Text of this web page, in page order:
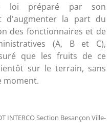
loi préparé par son
d'augmenter la part du
des fonctionnaires et de
(A, B et C),
que les fruits de ce
sur le terrain, sans
moment.
INTERCO Section Besançon Ville-